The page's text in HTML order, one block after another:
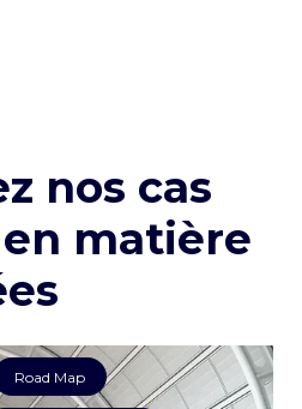
nos cas
matière
Road Map